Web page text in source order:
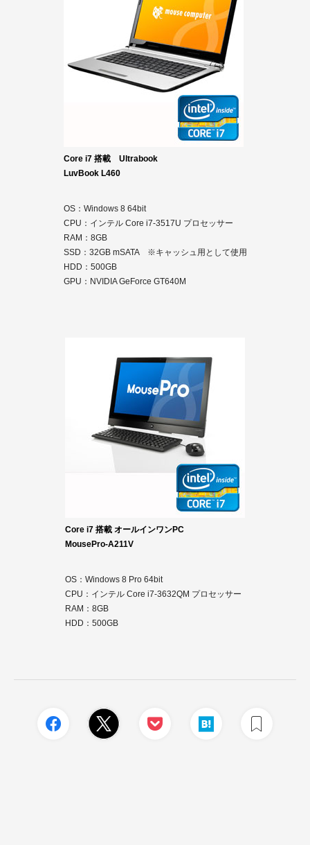
Core i7 搭載 Ultrabook
LuvBook L460
OS：Windows 8 64bit
CPU：インテル Core i7-3517U プロセッサー
RAM：8GB
SSD：32GB mSATA ※キャッシュ用として使用
HDD：500GB
GPU：NVIDIA GeForce GT640M
Core i7 搭載 オールインワンPC
MousePro-A211V
OS：Windows 8 Pro 64bit
CPU：インテル Core i7-3632QM プロセッサー
RAM：8GB
HDD：500GB